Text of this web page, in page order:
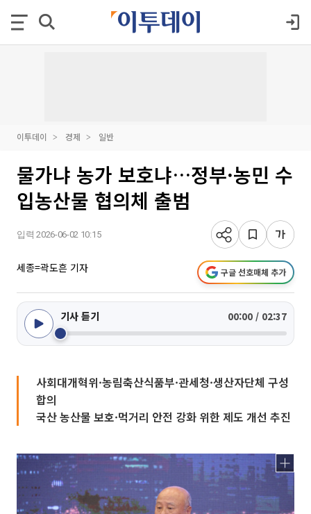
이투데이 경제 일반
물가냐 농가 보호냐…정부·농민 수
입농산물 협의체 출범
입력 2026-06-02 10:15
세종=곽도흔 기자 구글 선호매체 추가
기사 듣기 00:00 / 02:37
사회대개혁위·농림축산식품부·관세청·생산자단체 구성
합의
국산 농산물 보호·먹거리 안전 강화 위한 제도 개선 추진